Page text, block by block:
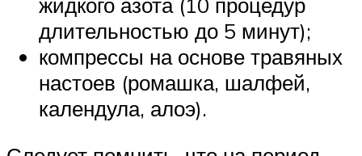
длительностью до 5 минут);
компрессы на основе травяных
настоев (ромашка, шалфей,
календула, алоэ).